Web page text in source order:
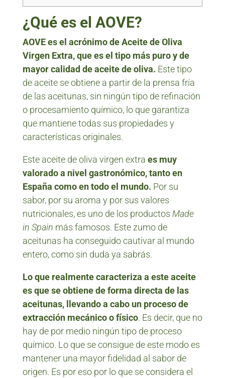
¿Qué es el AOVE?
AOVE es el acrónimo de Aceite de Oliva
Virgen Extra, que es el tipo más puro y de
mayor calidad de aceite de oliva. Este tipo
de aceite se obtiene a partir de la prensa fría
de las aceitunas, sin ningún tipo de refinación
o procesamiento químico, lo que garantiza
que mantiene todas sus propiedades y
características originales.
Este aceite de oliva virgen extra es muy
valorado a nivel gastronómico, tanto en
España como en todo el mundo. Por su
sabor, por su aroma y por sus valores
nutricionales, es uno de los productos Made
in Spain más famosos. Este zumo de
aceitunas ha conseguido cautivar al mundo
entero, como sin duda ya sabrás.
Lo que realmente caracteriza a este aceite
es que se obtiene de forma directa de las
aceitunas, llevando a cabo un proceso de
extracción mecánico o físico. Es decir, que no
hay de por medio ningún tipo de proceso
químico. Lo que se consigue de este modo es
mantener una mayor fidelidad al sabor de
origen. Es por eso por lo que se considera el